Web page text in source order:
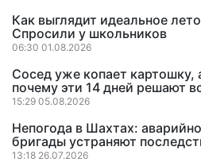
Как выглядит идеальное
Спросили у школьников
06:30 01.08.2026
Сосед уже копает картошку,
почему эти 14 дней решают
15:29 05.08.2026
Непогода в Шахтах:
бригады устраняют
13:18 26.07.2026